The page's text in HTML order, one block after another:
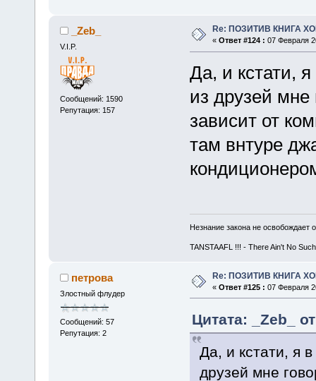
_Zeb_
V.I.P.
Сообщений: 1590
Репутация: 157
Re: ПОЗИТИВ КНИГА
« Ответ #124 : 07 Февраля
Да, и кстати,
из друзей мне
зависит от
там внтуре
Незнание закона не освобождает
TANSTAAFL !!! - There Ain't No
петрова
Злостный флудер
Сообщений: 57
Репутация: 2
Re: ПОЗИТИВ КНИГА
« Ответ #125 : 07 Февраля
Цитата: _Zeb_
Да, и кстати, я
друзей мне